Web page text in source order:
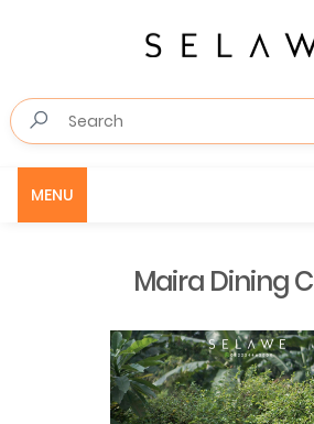
MENU
Maira Dining